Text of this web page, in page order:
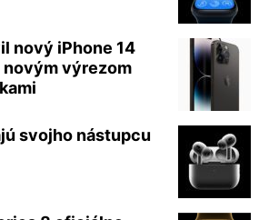
nový iPhone 14
novým výrezom
svojho nástupcu